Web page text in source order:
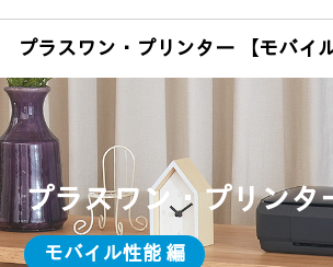
プラスワン・プリンター 【モバイル
プラスワン・プリンタ
モバイル性能 編